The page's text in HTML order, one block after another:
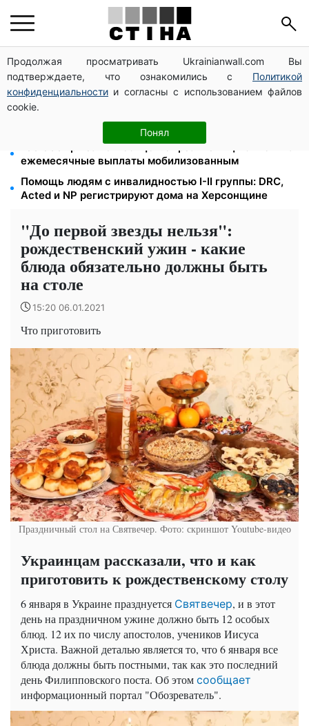
Продолжая просматривать Ukrainianwall.com Вы
подтверждаете, что ознакомились с Политикой
конфиденциальности и согласны с использованием файлов
cookie.
Понял
Может ли Почтовая площадь стать главной точкой
входа в исторический Киев
26 000 подписей — Зеленский поручил СНБО
лишать водителей прав за систематические
100 000 грн за 18 месяцев: Укрзализныця отменила
ежемесячные выплаты мобилизованным
Помощь людям с инвалидностью I-II группы: DRC,
Acted и NP регистрируют дома на Херсонщине
"До первой звезды нельзя":
рождественский ужин - какие
блюда обязательно должны быть
на столе
15:20 06.01.2021
Что приготовить
Праздничный стол на Святвечер. Фото: скриншот Youtube-видео
Украинцам рассказали, что и как
приготовить к рождественскому столу
6 января в Украине празднуется Святвечер, и в этот
день на праздничном ужине должно быть 12 особых
блюд. 12 их по числу апостолов, учеников Иисуса
Христа. Важной деталью является то, что 6 января все
блюда должны быть постными, так как это последний
день Филипповского поста. Об этом сообщает
информационный портал "Обозреватель".